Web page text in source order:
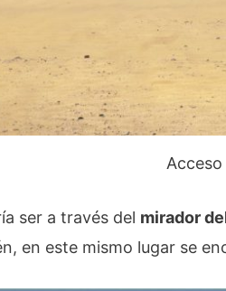
ser a través del mirador
en este mismo lugar se